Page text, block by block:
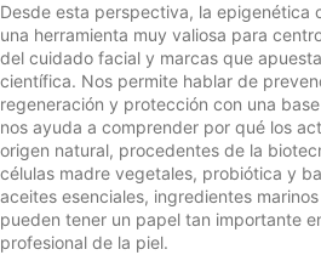
Desde esta perspectiva, la epigenética
una herramienta muy valiosa para
del cuidado facial y marcas que
científica. Nos permite hablar de
regeneración y protección con una
nos ayuda a comprender por qué los
origen natural, procedentes de la
células madre vegetales, probiótica y
aceites esenciales, ingredientes
pueden tener un papel tan importante
profesional de la piel.